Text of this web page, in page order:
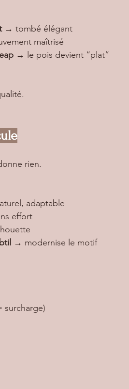
→ tombé élégant
maîtrisé
→ le pois devient “plat”
rien.
adaptable
effort
→ modernise le motif
surcharge)